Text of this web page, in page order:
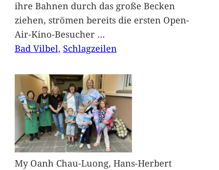
ihre Bahnen durch das große Becken
ziehen, strömen bereits die ersten Open-
Air-Kino-Besucher …
Bad Vilbel, Schlagzeilen
My Oanh Chau-Luong, Hans-Herbert